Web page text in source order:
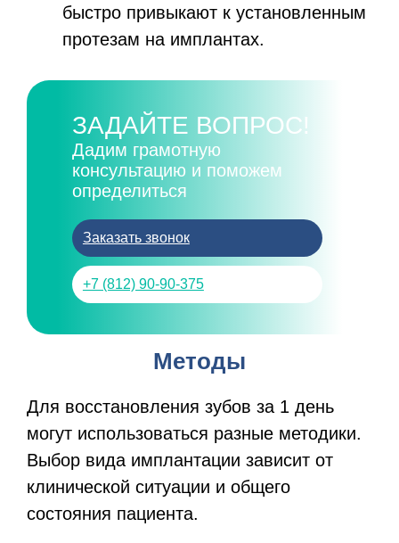
быстро привыкают к установленным
протезам на имплантах.
ЗАДАЙТЕ ВОПРОС!
Дадим грамотную
консультацию и поможем
определиться
Заказать звонок
+7 (812) 90-90-375
Методы
Для восстановления зубов за 1 день
могут использоваться разные методики.
Выбор вида имплантации зависит от
клинической ситуации и общего
состояния пациента.